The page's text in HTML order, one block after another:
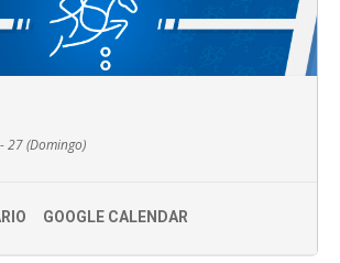
27 (Domingo)
GOOGLE CALENDAR